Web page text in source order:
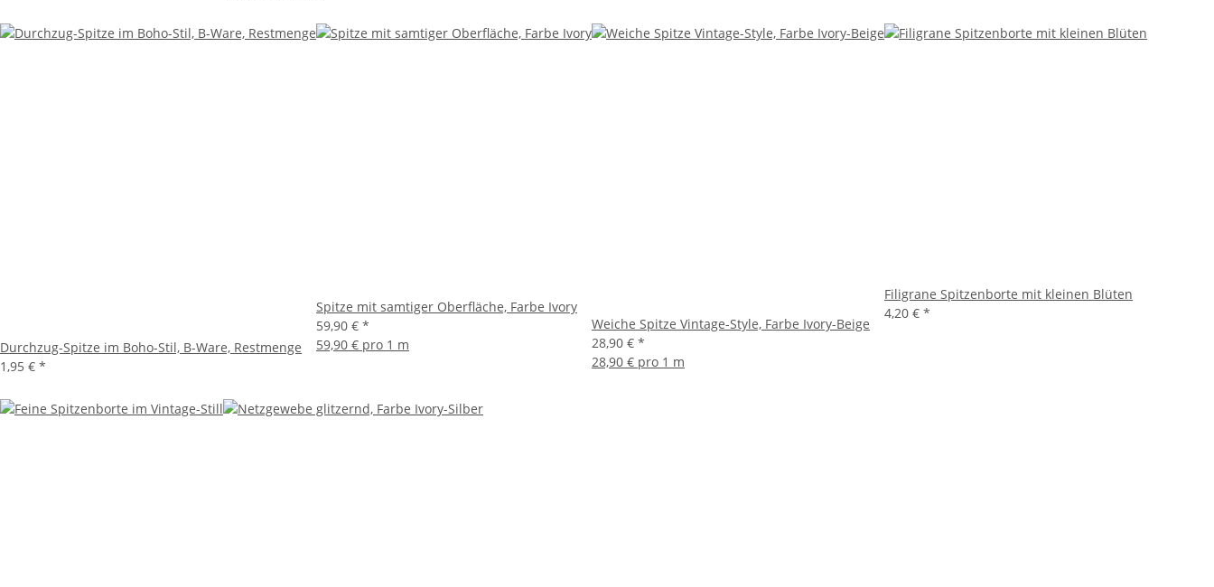
Durchzug-Spitze im Boho-Stil, B-Ware, Restmenge
1,95 € *
Spitze mit samtiger Oberfläche, Farbe Ivory
59,90 € *
59,90 € pro 1 m
Weiche Spitze Vintage-Style, Farbe Ivory-Beige
28,90 € *
28,90 € pro 1 m
Filigrane Spitzenborte mit kleinen Blüten
4,20 € *